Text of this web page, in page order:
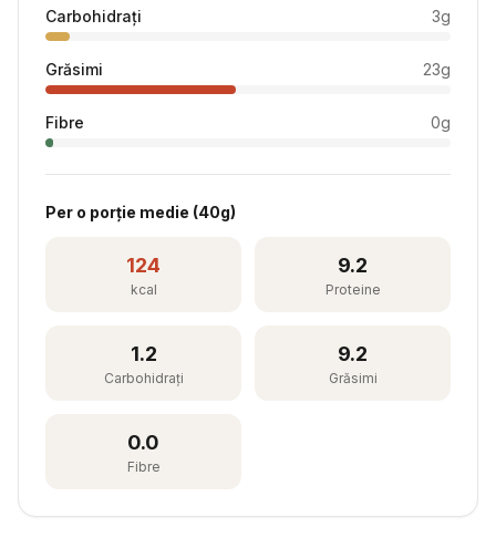
Carbohidrați 3g
Grăsimi 23g
Fibre 0g
Per o porție medie (40g)
124
kcal
9.2
Proteine
1.2
Carbohidrați
9.2
Grăsimi
0.0
Fibre